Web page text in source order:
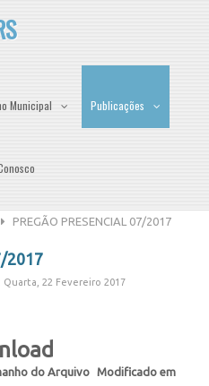
Municipal Publicações
PREGÃO PRESENCIAL 07/2017
2017
Quarta, 22 Fevereiro 2017
do Arquivo Modificado em